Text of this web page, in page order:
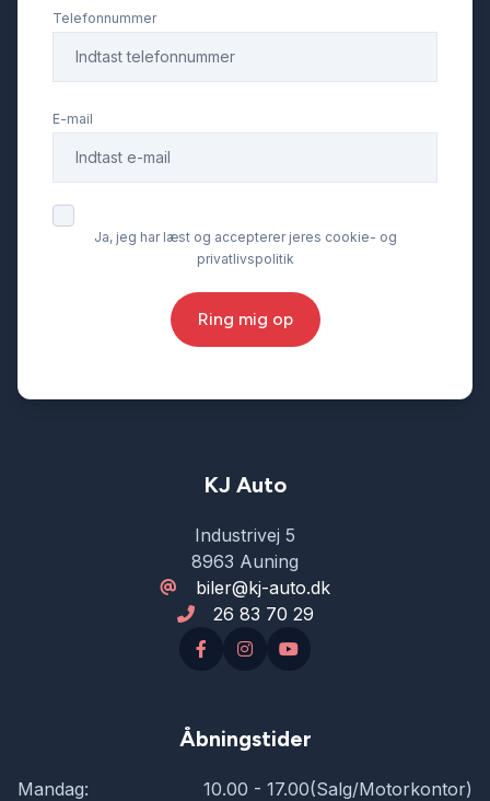
Telefonnummer
E-mail
Ja, jeg har læst og accepterer jeres cookie- og
privatlivspolitik
Ring mig op
KJ Auto
Industrivej 5
8963 Auning
biler@kj-auto.dk
26 83 70 29
Åbningstider
Mandag:
10.00 - 17.00(Salg/Motorkontor)